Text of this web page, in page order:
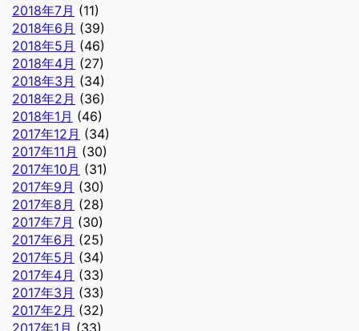
2018年7月 (11)
2018年6月 (39)
2018年5月 (46)
2018年4月 (27)
2018年3月 (34)
2018年2月 (36)
2018年1月 (46)
2017年12月 (34)
2017年11月 (30)
2017年10月 (31)
2017年9月 (30)
2017年8月 (28)
2017年7月 (30)
2017年6月 (25)
2017年5月 (34)
2017年4月 (33)
2017年3月 (33)
2017年2月 (32)
2017年1月 (33)